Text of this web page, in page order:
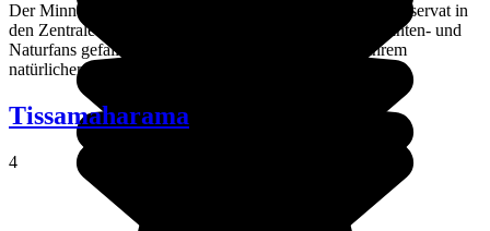
Der Minneriya-Nationalpark ist ein wahres Dickhäuter-Reservat in
den Zentralebenen im Norden Sri Lankas. Er wird Elefanten- und
Naturfans gefallen, weil seine Elefanten sich hier in ihrem
natürlichen Lebensraum entwickeln.
Tissamaharama
4